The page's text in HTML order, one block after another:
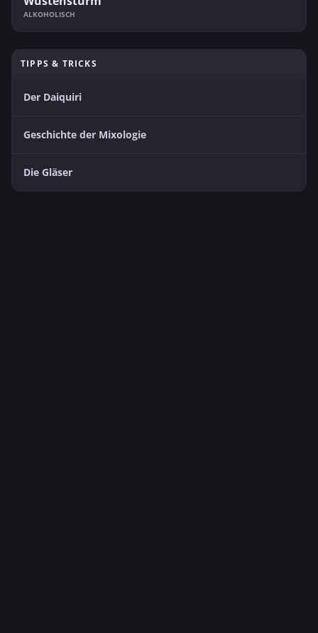
ALKOHOLISCH
TIPPS & TRICKS
Der Daiquiri
Geschichte der Mixologie
Die Gläser